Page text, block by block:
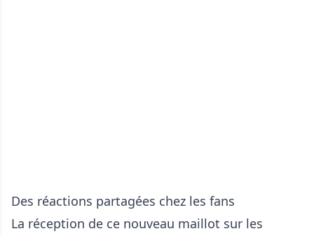
Des réactions partagées chez les fans
La réception de ce nouveau maillot sur les